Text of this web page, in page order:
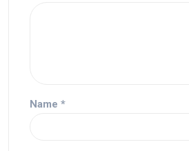
Name *